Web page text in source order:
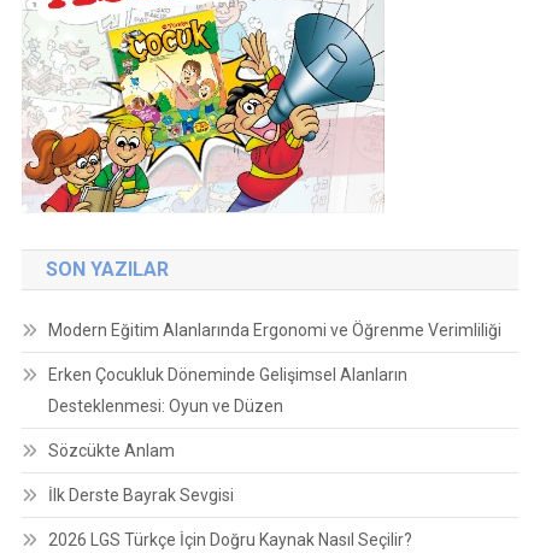
SON YAZILAR
Modern Eğitim Alanlarında Ergonomi ve Öğrenme Verimliliği
Erken Çocukluk Döneminde Gelişimsel Alanların
Desteklenmesi: Oyun ve Düzen
Sözcükte Anlam
İlk Derste Bayrak Sevgisi
2026 LGS Türkçe İçin Doğru Kaynak Nasıl Seçilir?